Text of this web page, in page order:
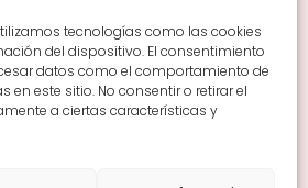
tecnologías como las cookies
del dispositivo. El consentimiento
datos como el comportamiento de
este sitio. No consentir o retirar el
a ciertas características y
Tipos de Rioja y
empezar
Zonas de Rioja y